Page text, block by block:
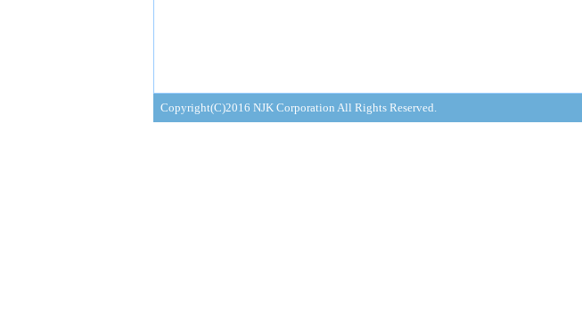
Copyright(C)2016 NJK Corporation All Rights Reserved.